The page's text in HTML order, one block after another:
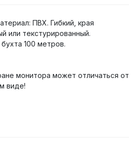
ПВХ. Гибкий, края
или текстурированный.
100 метров.
монитора может отличаться от
виде!